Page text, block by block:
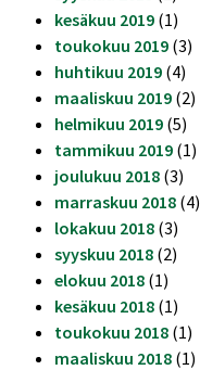
kesäkuu 2019 (1)
toukokuu 2019 (3)
huhtikuu 2019 (4)
maaliskuu 2019 (2)
helmikuu 2019 (5)
tammikuu 2019 (1)
joulukuu 2018 (3)
marraskuu 2018 (4)
lokakuu 2018 (3)
syyskuu 2018 (2)
elokuu 2018 (1)
kesäkuu 2018 (1)
toukokuu 2018 (1)
maaliskuu 2018 (1)